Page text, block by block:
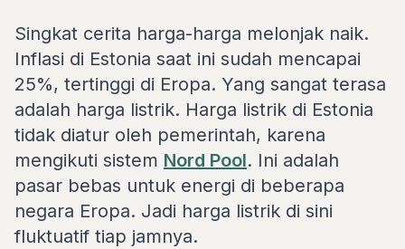
Singkat cerita harga-harga melonjak naik.
Inflasi di Estonia saat ini sudah mencapai
25%, tertinggi di Eropa. Yang sangat terasa
adalah harga listrik. Harga listrik di Estonia
tidak diatur oleh pemerintah, karena
mengikuti sistem Nord Pool. Ini adalah
pasar bebas untuk energi di beberapa
negara Eropa. Jadi harga listrik di sini
fluktuatif tiap jamnya.